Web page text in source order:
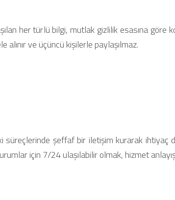
her türlü bilgi, mutlak gizlilik esasına göre
ve üçüncü kişilerle paylaşılmaz.
süreçlerinde şeffaf bir iletişim kurarak ihtiyaç
için 7/24 ulaşılabilir olmak, hizmet